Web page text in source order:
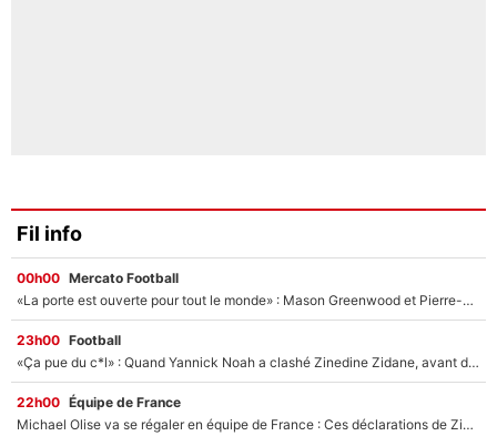
Fil info
00h00 Mercato Football
«La porte est ouverte pour tout le monde» : Mason Greenwood et Pierre-Emerick Aubameyang ont quitté l'OM, Amine Gouiri balance sur la suite du mercato et sur la réaction du vestiaire !
23h00 Football
«Ça pue du c*l» : Quand Yannick Noah a clashé Zinedine Zidane, avant de se faire recadrer par le nouveau sélectionneur de l'équipe de France !
22h00 Équipe de France
Michael Olise va se régaler en équipe de France : Ces déclarations de Zinedine Zidane qui prouvent qu'il va tout miser sur la star du Bayern Munich !